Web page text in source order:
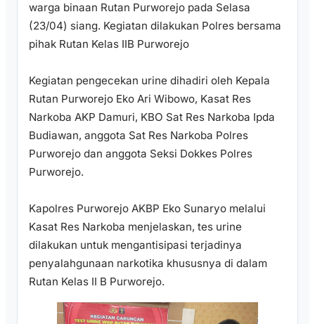
warga binaan Rutan Purworejo pada Selasa
(23/04) siang. Kegiatan dilakukan Polres bersama
pihak Rutan Kelas IIB Purworejo
Kegiatan pengecekan urine dihadiri oleh Kepala
Rutan Purworejo Eko Ari Wibowo, Kasat Res
Narkoba AKP Damuri, KBO Sat Res Narkoba Ipda
Budiawan, anggota Sat Res Narkoba Polres
Purworejo dan anggota Seksi Dokkes Polres
Purworejo.
Kapolres Purworejo AKBP Eko Sunaryo melalui
Kasat Res Narkoba menjelaskan, tes urine
dilakukan untuk mengantisipasi terjadinya
penyalahgunaan narkotika khususnya di dalam
Rutan Kelas II B Purworejo.